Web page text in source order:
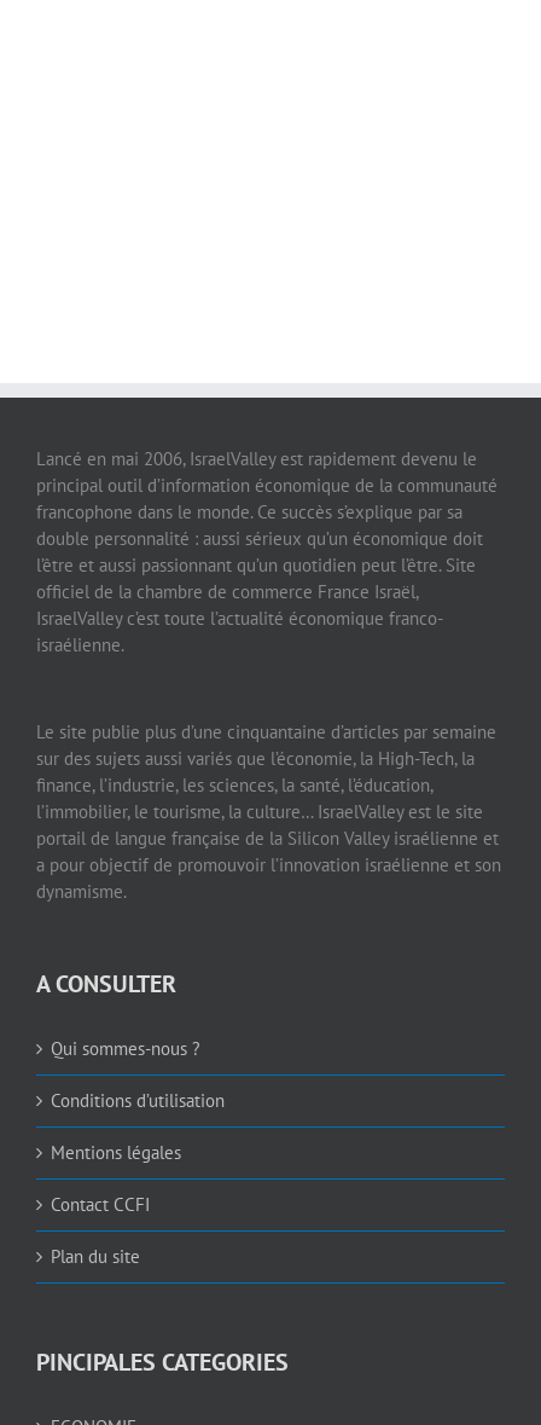
Lancé en mai 2006, IsraelValley est rapidement devenu le
principal outil d’information économique de la communauté
francophone dans le monde. Ce succès s’explique par sa
double personnalité : aussi sérieux qu’un économique doit
l’être et aussi passionnant qu’un quotidien peut l’être. Site
officiel de la chambre de commerce France Israël,
IsraelValley c’est toute l’actualité économique franco-
israélienne.
Le site publie plus d’une cinquantaine d’articles par semaine
sur des sujets aussi variés que l’économie, la High-Tech, la
finance, l’industrie, les sciences, la santé, l’éducation,
l’immobilier, le tourisme, la culture… IsraelValley est le site
portail de langue française de la Silicon Valley israélienne et
a pour objectif de promouvoir l’innovation israélienne et son
dynamisme.
A CONSULTER
Qui sommes-nous ?
Conditions d’utilisation
Mentions légales
Contact CCFI
Plan du site
PINCIPALES CATEGORIES